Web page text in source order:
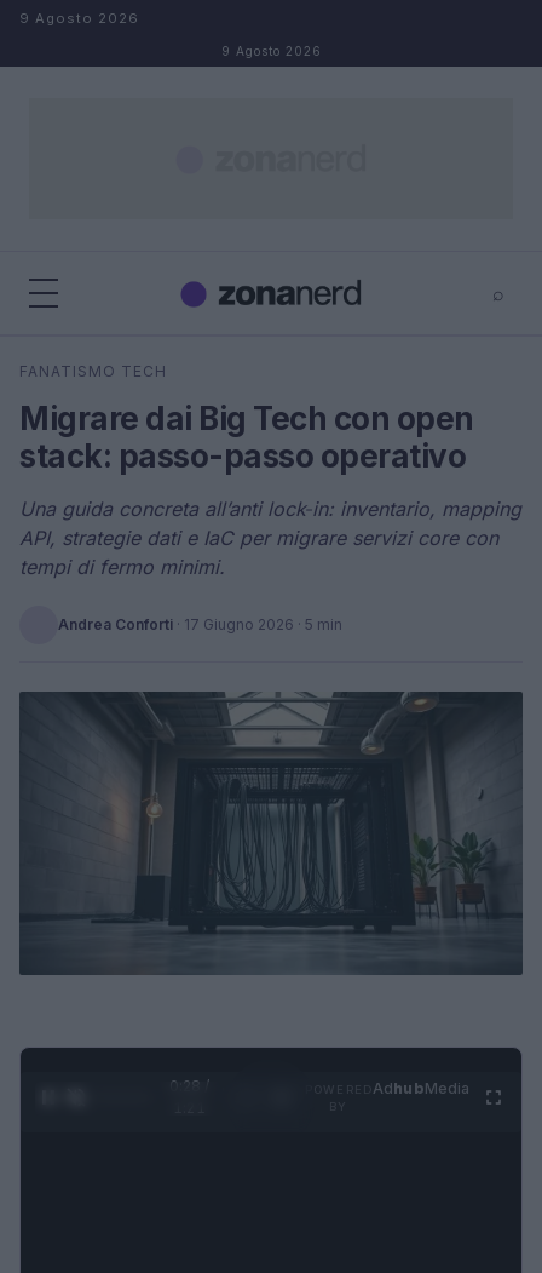
Salta al contenuto
9 Agosto 2026
9 Agosto 2026
⌕
Cerca
FANATISMO TECH
Migrare dai Big Tech con open
stack: passo-passo operativo
Una guida concreta all’anti lock‑in: inventario, mapping
API, strategie dati e IaC per migrare servizi core con
tempi di fermo minimi.
Andrea Conforti · 17 Giugno 2026 · 5 min
0:29 /
AdhubMedia